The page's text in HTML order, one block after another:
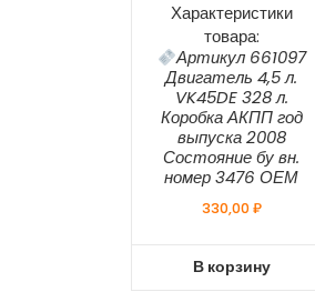
Характеристики
товара:
Артикул 661097
Двигатель 4,5 л.
VK45DE 328 л.
Коробка АКПП год
выпуска 2008
Состояние бу вн.
номер 3476 ОЕМ
330,00₽
В корзину